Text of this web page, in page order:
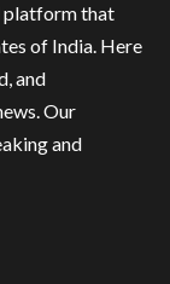
platform that
of India. Here
and
Our
and